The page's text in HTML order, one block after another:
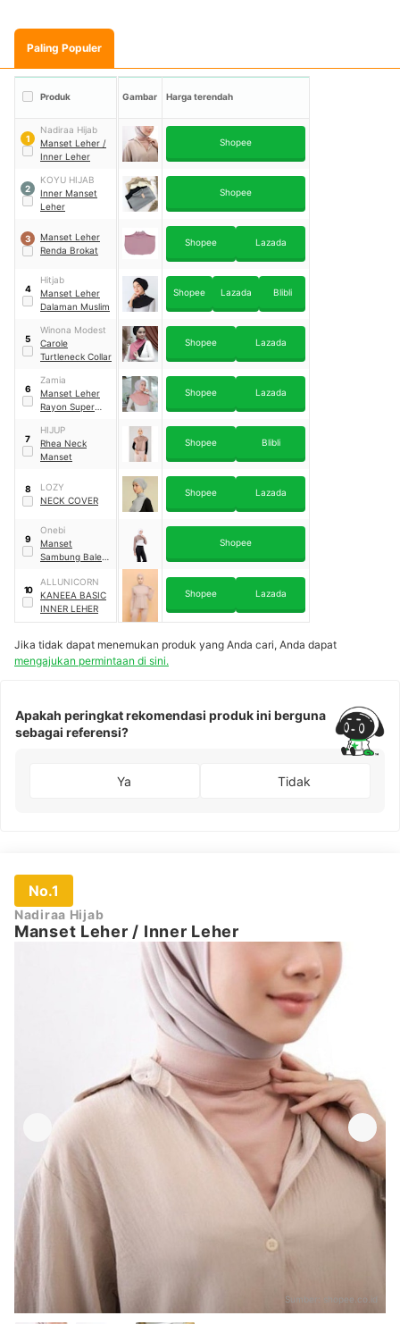
Paling Populer
Produk Gambar Harga terendah
1
Nadiraa Hijab
Manset Leher /
Inner Leher
Shopee
2
KOYU HIJAB
Inner Manset
Leher
Shopee
3
Manset Leher
Renda Brokat
Shopee Lazada
4
Hitjab
Manset Leher
Dalaman Muslim
Shopee Lazada Blibli
5
Winona Modest
Carole
Turtleneck Collar
Shopee Lazada
6
Zamia
Manset Leher
Rayon Super
Shopee Lazada
7
HIJUP
Rhea Neck
Manset
Shopee Blibli
8
LOZY
NECK COVER
Shopee Lazada
9
Onebi
Manset
Sambung Balero
Shopee
10
ALLUNICORN
KANEEA BASIC
INNER LEHER
Shopee Lazada
Jika tidak dapat menemukan produk yang Anda cari, Anda dapat
mengajukan permintaan di sini.
Apakah peringkat rekomendasi produk ini berguna
sebagai referensi?
Ya Tidak
No.1
Nadiraa Hijab
Manset Leher / Inner Leher
Sumber: shopee.co.id